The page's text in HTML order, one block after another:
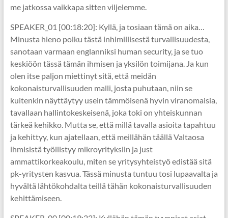
me jatkossa vaikkapa sitten viljelemme.
SPEAKER_01 [00:18:20]: Kyllä, ja tosiaan tämä on aika…
Minusta hieno polku tästä inhimillisestä turvallisuudesta,
sanotaan varmaan englanniksi human security, ja se tuo
keskiöön tässä tämän ihmisen ja yksilön toimijana. Ja kun
olen itse paljon miettinyt sitä, että meidän
kokonaisturvallisuuden malli, josta puhutaan, niin se
kuitenkin näyttäytyy usein tämmöisenä hyvin viranomaisia,
tavallaan hallintokeskeisenä, joka toki on yhteiskunnan
tärkeä kehikko. Mutta se, että millä tavalla asioita tapahtuu
ja kehittyy, kun ajatellaan, että meillähän täällä Valtaosa
ihmisistä työllistyy mikroyrityksiin ja just
ammattikorkeakoulu, miten se yritysyhteistyö edistää sitä
pk-yritysten kasvua. Tässä minusta tuntuu tosi lupaavalta ja
hyvältä lähtökohdalta teillä tähän kokonaisturvallisuuden
kehittämiseen.